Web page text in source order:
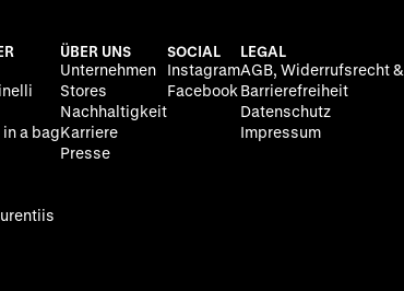
a bag
ÜBER UNS
Unternehmen
Stores
Nachhaltigkeit
Karriere
Presse
SOCIAL
Instagram
Facebook
LEGAL
AGB, Widerrufsrecht &
Barrierefreiheit
Datenschutz
Impressum